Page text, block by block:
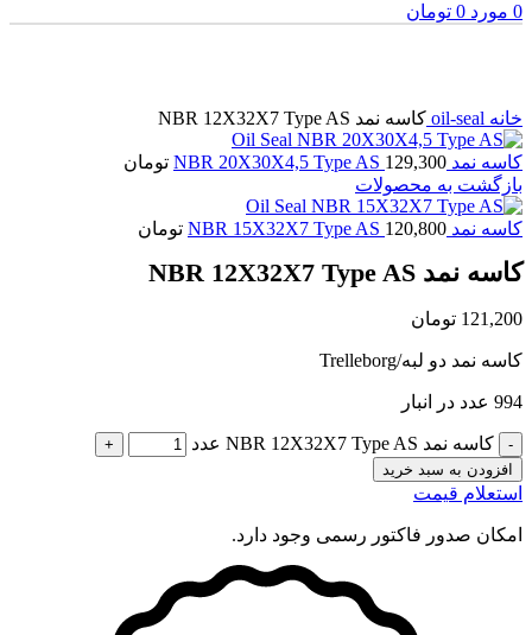
0 مورد 0 تومان
خانه oil-seal کاسه نمد NBR 12X32X7 Type AS
کاسه نمد NBR 20X30X4,5 Type AS 129,300
تومان
بازگشت به محصولات
کاسه نمد NBR 15X32X7 Type AS 120,800 تومان
کاسه نمد NBR 12X32X7 Type AS
121,200 تومان
کاسه نمد دو لبه/Trelleborg
994 عدد در انبار
کاسه نمد NBR 12X32X7 Type AS عدد
افزودن به سبد خرید
استعلام قیمت
امکان صدور فاکتور رسمی وجود دارد.